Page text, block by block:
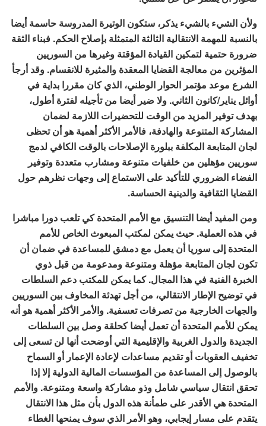
ولأن الشيء بالشيء يذكر، ستكون الوتيرة المدروسة حاسمة أيضا
بالنسبة للمهمة الانتقالية الثالثة المتمثلة بإصلاح الحكم. فبناء الثقة
ضرورة حتمية لتمكين القيادة المؤقتة وغيرها من السوريين
المؤثرين من معالجة القضايا المعقدة والمثيرة للانقسام. وقد أرجأ
الشرع موعد مؤتمر الحوار الوطني، الذي كان مقررا بداية في
أوائل يناير/كانون الثاني. ولا ضير أيضا من تأجيله لفترة أطول،
بهدف توفير المزيد من الوقت للتحضيرات اللازمة لضمان
المشاركة المتنوعة والهادفة، فالأمر الأكثر أهمية هو أن تحظى
لجان المتابعة المكلفة ببلورة الإصلاحات بالوقت الكافي لدمج
سوريين مؤهلين من خلفيات متنوعة ومشارب متعددة وتوفير
الفضاء الضروري للتأكيد على الاستماع إلى وجهات نظرهم حول
القضايا الثقافية والدينية الحساسة.
ومن المفيد أيضا التنسيق مع الأمم المتحدة كي تلعب دورا مباشرا
في هذه العملية. حيث يمكن لمكتب المبعوث الخاص للأمم
المتحدة إلى سوريا أن يعمل مع دمشق للمساعدة في ضمان أن
تكون لجان المتابعة مؤهلة ومتنوعة ومدعومة من قبل ذوي
الخبرة الفنية في هذا المجال. كما يمكن للمكتب دعم السلطات
في توضيح الإطار الانتقالي، من أجل تهدئة المخاوف بين السوريين
والجهات الخارجية من تصرفات تعسفية. والأمر الأكثر أهمية هو أنه
يمكن للأمم المتحدة أن تعمل أيضا كحلقة وصل بين السلطات
الجديدة والدول الغربية والإقليمية التي أوضحت أنها لن تسعى إلى
تخفيف العقوبات أو تقديم مساعدات لإعادة الإعمار أو السماح
بالوصول إلى المساعدة من المؤسسات المالية الدولية إلا إذا
تحقق انتقال سياسي شامل وذو مشاركة واسعة ومتنوعة. والأمم
المتحدة هي الأقدر على طمأنة هذه الدول بأن مثل هذا الانتقال
يتقدم على مسار إيجابي، وهو الأمر الذي سوف يمنحها الغطاء